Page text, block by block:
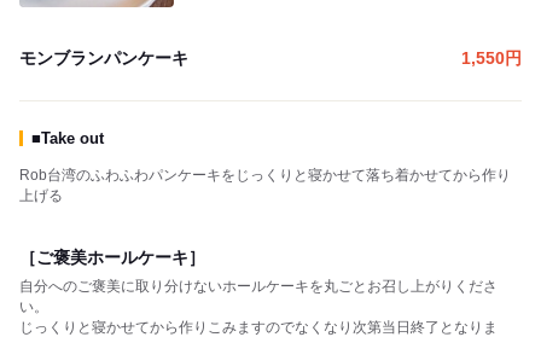
モンブランパンケーキ 1,550円
■Take out
Rob台湾のふわふわパンケーキをじっくりと寝かせて落ち着かせてから作り
上げる
［ご褒美ホールケーキ］
自分へのご褒美に取り分けないホールケーキを丸ごとお召し上がりくださ
い。
じっくりと寝かせてから作りこみますのでなくなり次第当日終了となりま